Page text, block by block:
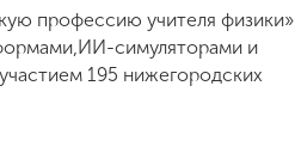
профессию учителя физики»
симуляторами и
195 нижегородских